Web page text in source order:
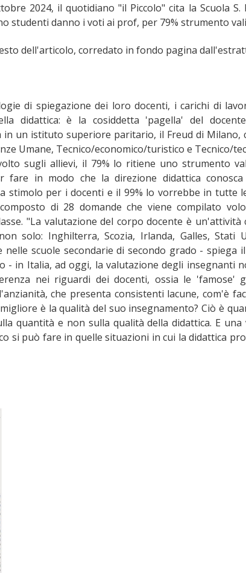
2024, il quotidiano "il Piccolo" cita la Scuola S.
studenti danno i voti ai prof, per 79% strumento
dell'articolo, corredato in fondo pagina
di spiegazione dei loro docenti, i carichi di
didattica: è la cosiddetta 'pagella' del
un istituto superiore paritario, il Freud di Milano,
Umane, Tecnico/economico/turistico e Tecnico/
sugli allievi, il 79% lo ritiene uno strumento
fare in modo che la direzione didattica
stimolo per i docenti e il 99% lo vorrebbe in tutte
di 28 domande che viene compilato
"La valutazione del corpo docente è un'attività
solo: Inghilterra, Scozia, Irlanda, Galles, Stati
nelle scuole secondarie di secondo grado -
- in Italia, ad oggi, la valutazione degli insegnanti
nei riguardi dei docenti, ossia le 'famose'
che presenta consistenti lacune, com'è
è la qualità del suo insegnamento? Ciò è
quantità e non sulla qualità della didattica. E una
si può fare in quelle situazioni in cui la didattica